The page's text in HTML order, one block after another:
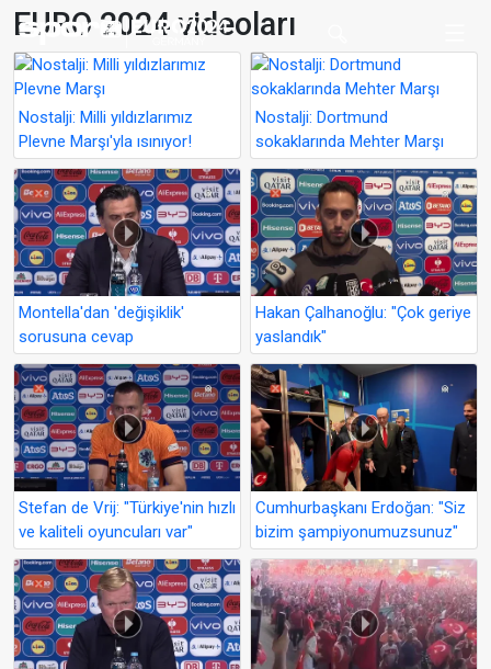
EURO 2024 videoları
Nostalji: Milli yıldızlarımız
Plevne Marşı'yla ısınıyor!
Nostalji: Dortmund
sokaklarında Mehter Marşı
Montella'dan 'değişiklik'
sorusuna cevap
Hakan Çalhanoğlu: "Çok geriye
yaslandık"
Stefan de Vrij: "Türkiye'nin hızlı
ve kaliteli oyuncuları var"
Cumhurbaşkanı Erdoğan: "Siz
bizim şampiyonumuzsunuz"